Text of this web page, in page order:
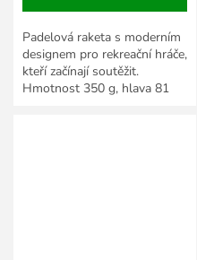
Padelová raketa s moderním
designem pro rekreační hráče,
kteří začínají soutěžit.
Hmotnost 350 g, hlava 81